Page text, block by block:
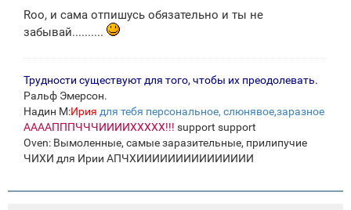
б
щ
е
Roo, и сама отпишусь обязательно и ты не
забывай..........
Трудности существуют для того, чтобы их преодолевать.
Ральф Эмерсон.
Надин М:Ирия для тебя персональное, слюнявое,заразное
ААААПППЧЧЧИИИИХХХХХ!!! support support
Oven: Вымоленные, самые заразительные, прилипучие
ЧИХИ для Ирии АПЧХИИИИИИИИИИИИИИИ